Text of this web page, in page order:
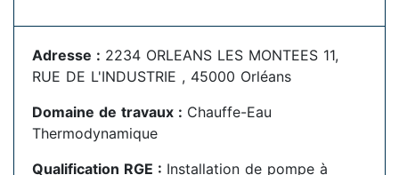
Adresse : 2234 ORLEANS LES MONTEES 11,
RUE DE L'INDUSTRIE , 45000 Orléans
Domaine de travaux : Chauffe-Eau
Thermodynamique
Qualification RGE : Installation de pompe à